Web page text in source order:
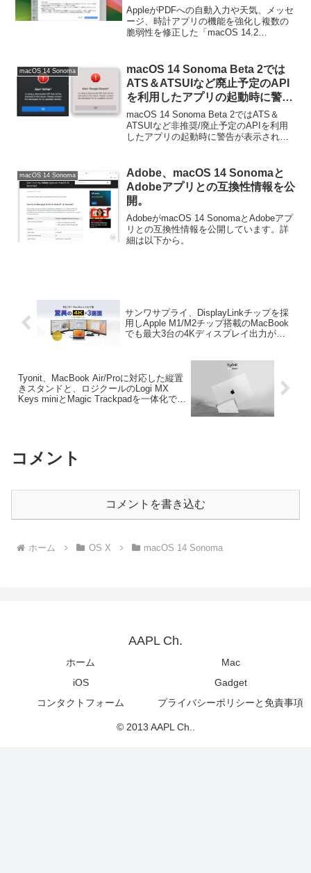
た「macOS 14.2 Sonoma」をリ
リース。
AppleがPDFへの自動入力や天気、メッセ
ージ、時計アプリの機能を強化し複数の
脆弱性を修正した「macOS 14.2
macOS 14 Sonoma
macOS 14 Sonoma Beta 2では
ATS＆ATSUIなど廃止予定のAPI
を利用したアプリの起動時に警告
が表示されるように。
macOS 14 Sonoma Beta 2ではATS＆
ATSUIなど非推奨/廃止予定のAPIを利用
したアプリの起動時に警告が表示される
macOS 14 Sonoma
Adobe、macOS 14 Sonomaと
Adobeアプリとの互換性情報を公
開。
AdobeがmacOS 14 SonomaとAdobeアプ
リとの互換性情報を公開しています。詳
細は以下から。
サンワサプライ、DisplayLinkチップを採
用しApple M1/M2チップ搭載のMacBook
でも最大3台の4Kディスプレイ出力が可
Tyonit、MacBook Air/Proに対応した縦置
きスタンドと、ロジクールのLogi MX
Keys miniとMagic Trackpadを一体化でき
コメント
コメントを書き込む
ホーム OS X macOS 14 Sonoma
AAPL Ch.
ホーム
Mac
iOS
Gadget
コンタクトフォーム
プライバシーポリシーと免責事項
© 2013 AAPL Ch..